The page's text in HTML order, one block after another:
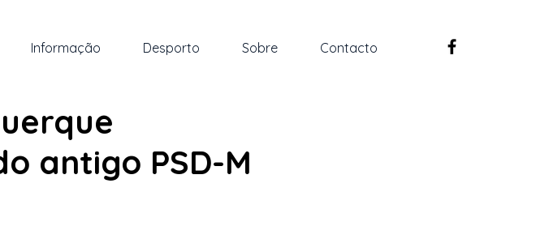
Informação Desporto Sobre Contacto
antigo PSD-M